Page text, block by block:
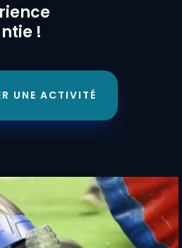
!
UNE ACTIVITÉ